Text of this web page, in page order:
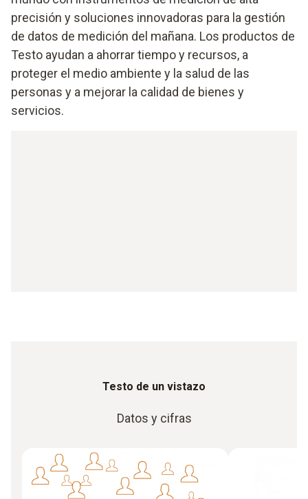
precisión y soluciones innovadoras para la gestión
de datos de medición del mañana. Los productos de
Testo ayudan a ahorrar tiempo y recursos, a
proteger el medio ambiente y la salud de las
personas y a mejorar la calidad de bienes y
servicios.
Testo de un vistazo
Datos y cifras